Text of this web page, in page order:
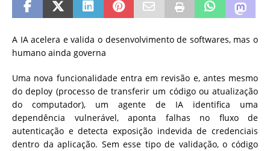
A IA acelera e valida o desenvolvimento de softwares, mas o
humano ainda governa
Uma nova funcionalidade entra em revisão e, antes mesmo
do deploy (processo de transferir um código ou atualização
do computador), um agente de IA identifica uma
dependência vulnerável, aponta falhas no fluxo de
autenticação e detecta exposição indevida de credenciais
dentro da aplicação. Sem esse tipo de validação, o código